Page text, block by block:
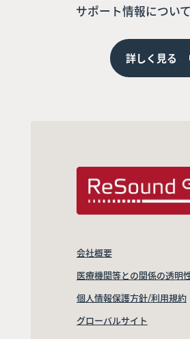
サポート情報につい
詳しく見る
会社概要
医療機関等との関係の透明
個人情報保護方針/利用規約
グローバルサイト